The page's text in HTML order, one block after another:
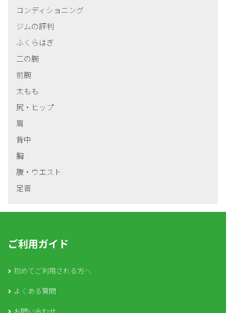
コンディショニング
ジムの評判
ふくらはぎ
二の腕
前腕
太もも
尻・ヒップ
肩
背中
胸
腹・ウエスト
足首
ご利用ガイド
初めてご利用される方へ
よくある質問